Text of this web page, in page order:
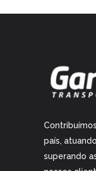
país,
superando